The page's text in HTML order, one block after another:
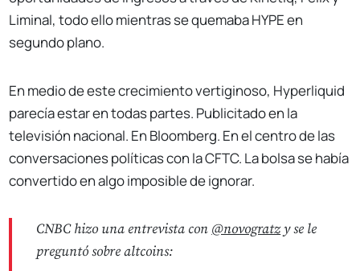
Liminal, todo ello mientras se quemaba HYPE en
segundo plano.
En medio de este crecimiento vertiginoso, Hyperliquid
parecía estar en todas partes. Publicitado en la
televisión nacional. En Bloomberg. En el centro de las
conversaciones políticas con la CFTC. La bolsa se había
convertido en algo imposible de ignorar.
CNBC hizo una entrevista con @novogratzy se le
preguntó sobre altcoins: